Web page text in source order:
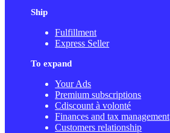
Ship
Fulfillment
Express Seller
To expand
Your Ads
Premium subscriptions
Cdiscount à volonté
Finances and tax management
Customers relationship